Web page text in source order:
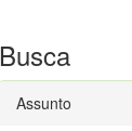
Busca
Assunto